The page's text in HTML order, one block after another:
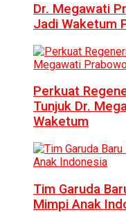
Dr. Megawati
Jadi Waketum
Perkuat
Tunjuk Dr.
Waketum
Tim Garuda
Mimpi Anak